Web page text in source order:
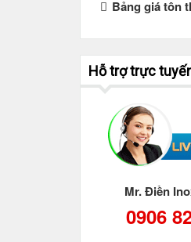
Bảng giá tôn
Hỗ trợ trực
Mr. Điền
0906